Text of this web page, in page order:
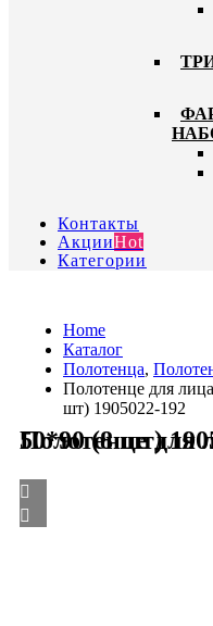
Контакты
АкцииHot
Категории
Home
Каталог
Полотенца,
Полотенце для
шт) 1905022-192
Полотенце для лица махра Цветочки